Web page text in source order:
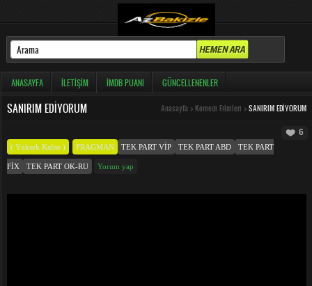
ANASAYFA İLETIŞIM İMDB PUANI GÜNCELLENENLER
SANIRIM EDIYORUM Anasayfa > Komedi Filmleri > SANIRIM EDIYORUM
6
( Yüksek Kalite ) FRAGMAN TEK PART VIP TEK PART ABD TEK PART
FIX TEK PART OK-RU Yorum yap